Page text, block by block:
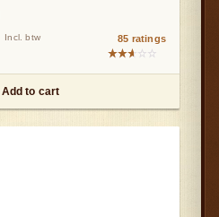
Incl. btw 85 ratings
Add to cart